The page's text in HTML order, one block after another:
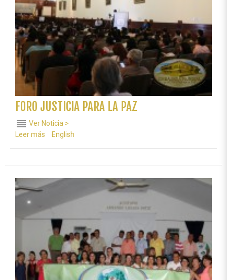
FORO JUSTICIA PARA LA PAZ
reorder Ver Noticia >
Leer más sobre
PAZ
English